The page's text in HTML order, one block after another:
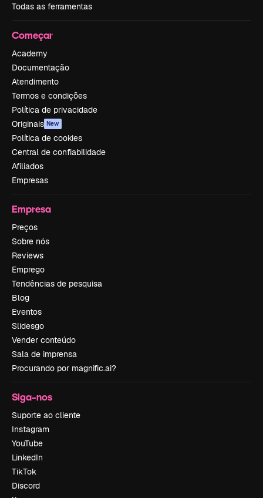
Todas as ferramentas
Começar
Academy
Documentação
Atendimento
Termos e condições
Política de privacidade
Originais New
Política de cookies
Central de confiabilidade
Afiliados
Empresas
Empresa
Preços
Sobre nós
Reviews
Emprego
Tendências de pesquisa
Blog
Eventos
Slidesgo
Vender conteúdo
Sala de imprensa
Procurando por magnific.ai?
Siga-nos
Suporte ao cliente
Instagram
YouTube
LinkedIn
TikTok
Discord